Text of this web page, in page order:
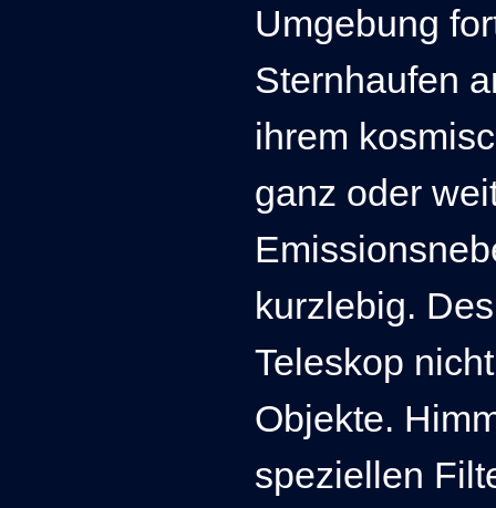
Umgebung
Sternhaufen
ihrem
ganz oder
kurzlebig.
Teleskop
Objekte.
speziellen